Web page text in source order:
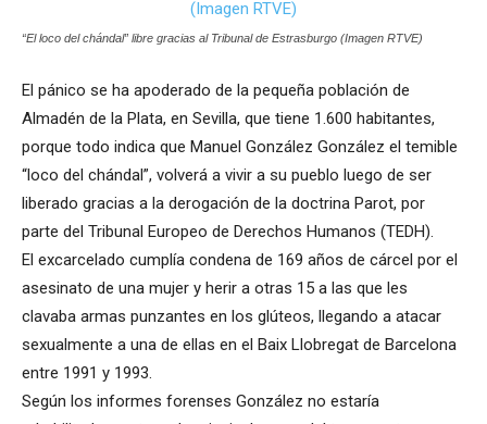
“El loco del chándal” libre gracias al Tribunal de Estrasburgo (Imagen RTVE)
El pánico se ha apoderado de la pequeña población de
Almadén de la Plata, en Sevilla, que tiene 1.600 habitantes,
porque todo indica que Manuel González González el temible
“loco del chándal”, volverá a vivir a su pueblo luego de ser
liberado gracias a la derogación de la doctrina Parot, por
parte del Tribunal Europeo de Derechos Humanos (TEDH).
El excarcelado cumplía condena de 169 años de cárcel por el
asesinato de una mujer y herir a otras 15 a las que les
clavaba armas punzantes en los glúteos, llegando a atacar
sexualmente a una de ellas en el Baix Llobregat de Barcelona
entre 1991 y 1993.
Según los informes forenses González no estaría